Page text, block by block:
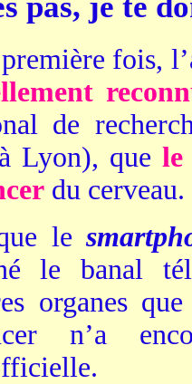
fois,
de
Lyon), quele
du cerveau.
le
le banal
organes
n’a